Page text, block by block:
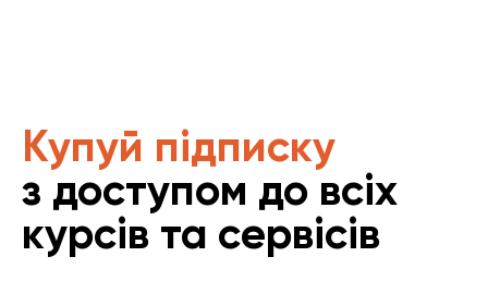
Купуй підписку
з доступом до всіх
курсів та сервісів